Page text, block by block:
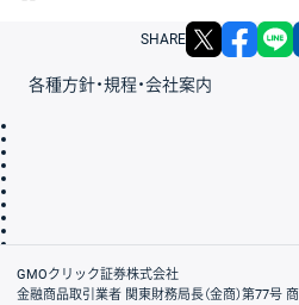
SHARE X
各種方針・規程・会社案内
会社案内
GMOクリック証券株式会社
金融商品取引業者 関東財務局長（金商）第77号